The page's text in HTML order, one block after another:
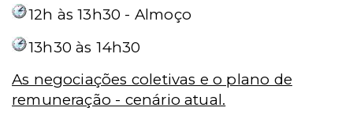
12h às 13h30 - Almoço
13h30 às 14h30
As negociações coletivas e o plano de
remuneração - cenário atual.